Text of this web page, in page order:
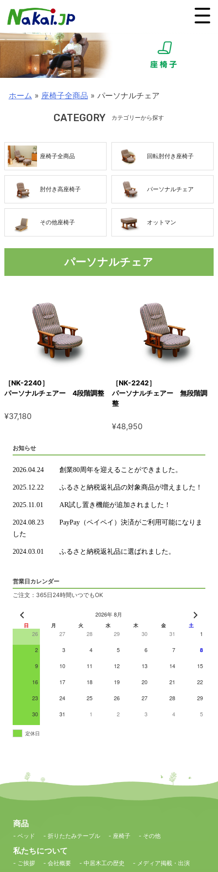
ホーム » 座椅子全商品 » パーソナルチェア
CATEGORY カテゴリーから探す
座椅子全商品 回転肘付き座椅子
肘付き高座椅子 パーソナルチェア
その他座椅子 オットマン
パーソナルチェア
［NK-2240］
パーソナルチェアー 4段階調整
¥37,180
［NK-2242］
パーソナルチェアー 無段階調
整
¥48,950
お知らせ
2026.04.24 創業80周年を迎えることができました。
2025.12.22 ふるさと納税返礼品の対象商品が増えました！
2025.11.01 AR試し置き機能が追加されました！
2024.08.23
PayPay（ペイペイ）決済がご利用可能になりま
した
2024.03.01 ふるさと納税返礼品に選ばれました。
営業日カレンダー
ご注文：365日24時間いつでもOK
2026年 8月
日 月 火 水 木 金 土
26 27 28 29 30 31 1
2 3 4 5 6 7 8
9 10 11 12 13 14 15
16 17 18 19 20 21 22
23 24 25 26 27 28 29
30 31 1 2 3 4 5
定休日
商品
- ベッド - 折りたたみテーブル - 座椅子 - その他
私たちについて
- ご挨拶 - 会社概要 - 中居木工の歴史
- メディア掲載・出演